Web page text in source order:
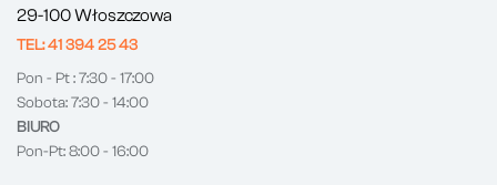
29-100 Włoszczowa
TEL: 41 394 25 43
Pon - Pt : 7:30 - 17:00
Sobota: 7:30 - 14:00
BIURO
Pon-Pt: 8:00 - 16:00